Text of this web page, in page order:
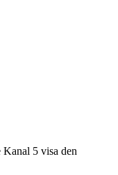
5 visa den